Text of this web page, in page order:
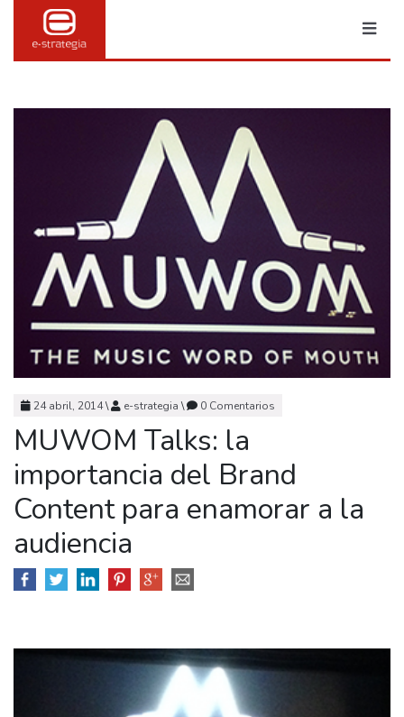
MARKETING & PUBLI
TRANSFORMACIÓN DIGITAL
BRANDING
SOCIAL MEDIA
EQUIPO
E-SCUELA
24 abril, 2014\ e-strategia \ 0 Comentarios
MUWOM Talks: la
importancia del Brand
Content para enamorar a la
audiencia